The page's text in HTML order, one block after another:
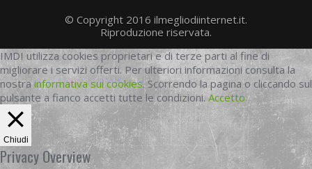
© Copyright 2016 ilmegliodiinternet.it.
Riproduzione riservata.
IMDI utilizza cookies proprietari e di terze parti al fine di
migliorare i servizi offerti. Per ulteriori informazioni consulta la
nostrainformativa sui cookies. Scorrendo la pagina o cliccando sul
pulsante a fianco accetti tutte le condizioni.Accetto
Chiudi
Privacy Overview